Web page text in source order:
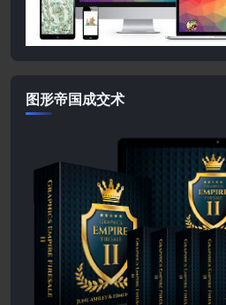
图形帝国成交术